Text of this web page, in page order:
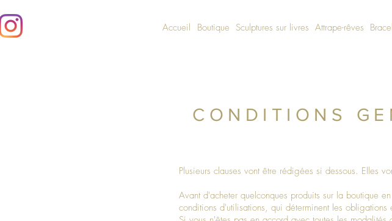
Accueil Boutique Sculptures sur livres Attrape-rêves
CONDITIONS
Plusieurs clauses vont être rédigées si dessous. Elles
Avant d'acheter quelconques produits sur la boutique
conditions d'utilisations, qui déterminent les obligations